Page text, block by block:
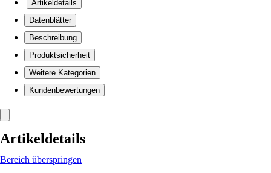
Artikeldetails
Datenblätter
Beschreibung
Produktsicherheit
Weitere Kategorien
Kundenbewertungen
Artikeldetails
Bereich überspringen